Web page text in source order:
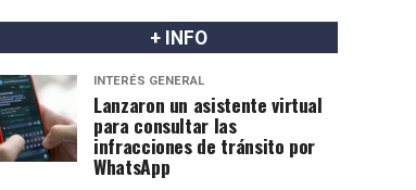
+ INFO
INTERÉS GENERAL
Lanzaron un asistente virtual
para consultar las
infracciones de tránsito por
WhatsApp